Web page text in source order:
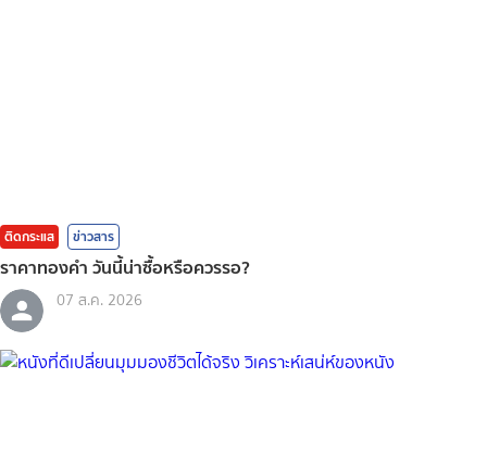
ติดกระแส ข่าวสาร
ราคาทองคํา วันนี้น่าซื้อหรือควรรอ?
07 ส.ค. 2026